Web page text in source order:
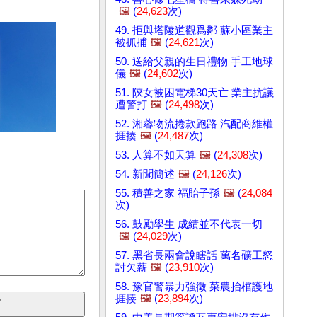
🖼️ (24,623次)
49. 拒與塔陵道觀爲鄰 蘇小區業主
被抓捕 🖼️ (24,621次)
50. 送給父親的生日禮物 手工地球
儀 🖼️ (24,602次)
51. 陝女被困電梯30天亡 業主抗議
遭警打 🖼️ (24,498次)
52. 湘蓉物流捲款跑路 汽配商維權
捱揍 🖼️ (24,487次)
53. 人算不如天算 🖼️ (24,308次)
54. 新聞簡述 🖼️ (24,126次)
55. 積善之家 福貽子孫 🖼️ (24,084
次)
56. 鼓勵學生 成績並不代表一切
🖼️ (24,029次)
57. 黑省長兩會說瞎話 萬名礦工怒
討欠薪 🖼️ (23,910次)
58. 豫官警暴力強徵 菜農抬棺護地
捱揍 🖼️ (23,894次)